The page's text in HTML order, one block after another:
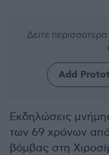
Δείτε
Add
Εκδηλώσεις
των 69 χρόνων από
βόμβας στη